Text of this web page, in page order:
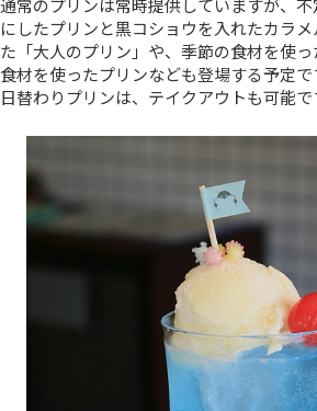
通常のプリンは常時提供していますが、
にしたプリンと黒コショウを入れたカラ
た「大人のプリン」や、季節の食材を使
食材を使ったプリンなども登場する予定
日替わりプリンは、テイクアウトも可能で